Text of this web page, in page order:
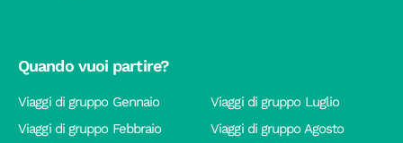
Quando vuoi partire?
Viaggi di gruppo Gennaio
Viaggi di gruppo Febbraio
Viaggi di gruppo Luglio
Viaggi di gruppo Agosto